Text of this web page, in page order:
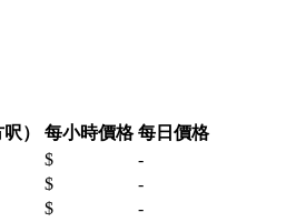
） 每小時價格 每日價格
$
-
$
-
$
-